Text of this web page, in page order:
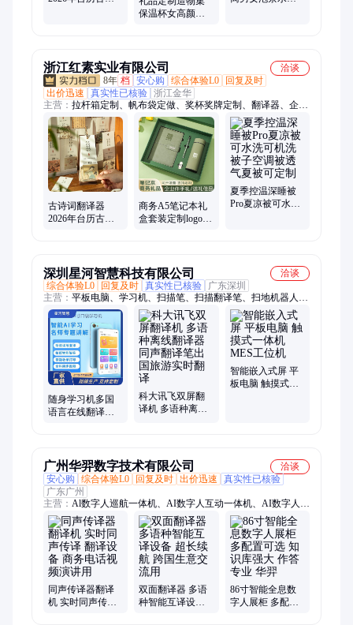
保温杯女高颜值
浙江红素实业有限公司
洽谈
8年 档 安心购 综合体验L0
回复及时
出价迅速
真实性已核验 浙江金华
主营： 拉杆箱定制、帆布袋定做、奖杯奖牌定制、翻译器、企业
礼品定制、保温杯定制、茶具定制、礼品套装定制、冰箱贴定
制、文创礼品定制、商务礼品定制、运动包定制、伴手礼定制、
毛绒公仔定制、高端礼品定制、节日礼品定制、员工伴手礼定
制、POLO衫定制、定制礼盒、笔记本定制、办公礼品定制、周
年庆礼品定制、T恤文化衫定制、钛杯定制、纪念章定制、双肩
包定做
古诗词翻译器
2026年台历古风
商务A5笔记本礼
盒套装定制logo高
夏季控温深睡被
Pro夏凉被可水洗
深圳星河智慧科技有限公司
洽谈
综合体验L0
回复及时 真实性已核验
广东深圳
主营： 平板电脑、学习机、扫描笔、扫描翻译笔、扫地机器人、
点读笔、笔记本电脑、儿童手表
随身学习机多国
语言在线翻译机
科大讯飞双屏翻
译机 多语种离线
智能嵌入式屏 平
板电脑 触摸式一
广州华羿数字技术有限公司
洽谈
安心购
综合体验L0 回复及时 出价迅速
真实性已核验
广东广州
主营： Al数字人巡航一体机、AI数字人互动一体机、AI数字人全
息仓、双面翻译机、AI数字人全息柜、AI数字人自助一体机、
AI数字人触摸一体机、滑轨屏、电动滑轨屏、互动滑轨屏、多屏
联动滑轨屏、LED开合滑轨屏、OLED透明屏、OLED柔性屏、
OLED双面屏、OLED柔性拼接屏、LED显示屏、COB小间距显
示屏、LED全彩屏、数字人液晶广告机、LED柔性屏、AI全息展
示柜、数字人自助终端一体机、AI数字人广告机、AI自助机
同声传译器翻译
机 实时同声传译
双面翻译器 多语
种智能互译设备
86寸智能全息数
字人展柜 多配置